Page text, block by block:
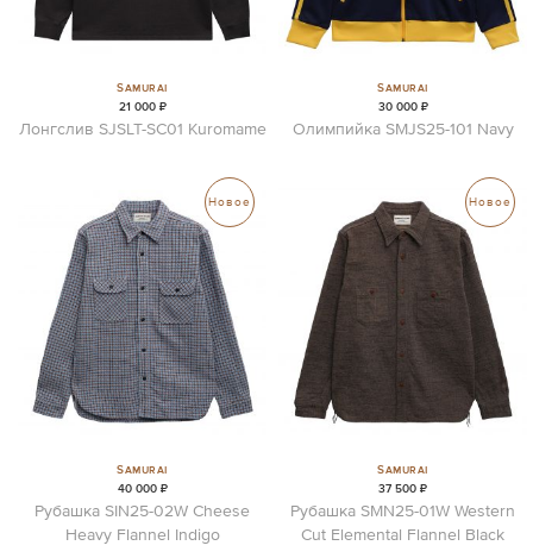
Samurai
21 000 ₽
Лонгслив SJSLT-SC01 Kuromame
Samurai
30 000 ₽
Олимпийка SMJS25-101 Navy
Новое
Samurai
40 000 ₽
Рубашка SIN25-02W Cheese
Heavy Flannel Indigo
Новое
Samurai
37 500 ₽
Рубашка SMN25-01W Western
Cut Elemental Flannel Black